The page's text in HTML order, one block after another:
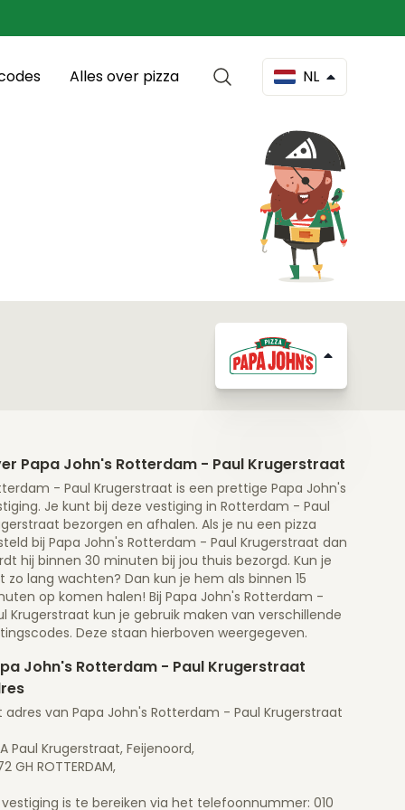
Alles over pizza NL
Papa John's Rotterdam - Paul Krugerstraat
- Paul Krugerstraat is een prettige Papa John's
Je kunt bij deze vestiging in Rotterdam - Paul
bezorgen en afhalen. Als je nu een pizza
bij Papa John's Rotterdam - Paul Krugerstraat dan
hij binnen 30 minuten bij jou thuis bezorgd. Kun je
zo lang wachten? Dan kun je hem als binnen 15
op komen halen! Bij Papa John's Rotterdam -
Krugerstraat kun je gebruik maken van verschillende
Deze staan hierboven weergegeven.
John's Rotterdam - Paul Krugerstraat
adres van Papa John's Rotterdam - Paul Krugerstraat
Paul Krugerstraat, Feijenoord,
GH ROTTERDAM,
is te bereiken via het telefoonnummer: 010